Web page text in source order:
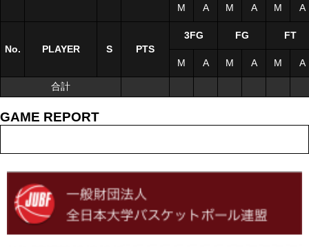
No. PLAYER S
合計
M A M A M A
No. PLAYER S PTS
3FG FG FT
M A M A M A
合計
GAME REPORT